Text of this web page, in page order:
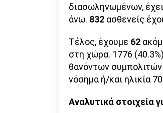
διασωληνωμένων,
άνω. 832 ασθενείς
Τέλος, έχουμε 62
στη χώρα. 1776
θανόντων συμπολιτών
νόσημα ή/και ηλικία
Αναλυτικά στοιχεία